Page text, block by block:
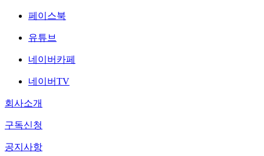
페이스북
유튜브
네이버카페
네이버TV
회사소개
구독신청
공지사항